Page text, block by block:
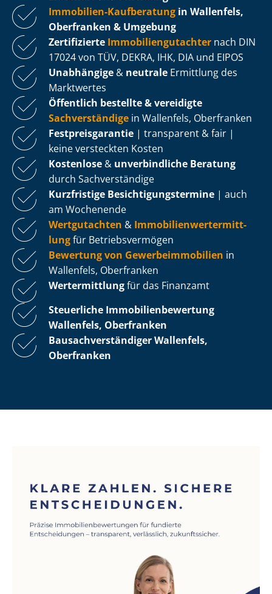
Immobilien-Kaufberatung in Wallenfels,
Oberfranken & Umgebung
Zertifizierte Im­mo­bi­li­en­gut­ach­ter nach DIN
17024 von TÜV, DEKRA, IHK, DIA und EIPOS
Unabhängige & neutrale Ermittlung des
Marktwertes
Öffentlich bestellte & vereidigte
Sachverständige in Wallenfels, Oberfranken
Fest­preis­ga­ran­tie | transparent & fair |
keine versteckten Kosten
Kostenlose & unverbindliche Beratung
durch Sachverständige
Kurzfristige Be­sich­ti­gungs­ter­mi­ne | auch
am Wochenende
Wertgutachten & Im­mo­bi­li­en­wert­ermitt­
lungfür Be­triebs­ver­mö­gen
Bewertung von Ge­wer­be­im­mo­bi­li­en in
Wallenfels, Oberfranken
Wertermittlungfür das Finanzamt
Steuerliche Im­mo­bi­li­en­be­wer­tung
Wallenfels, Oberfranken
Bau­sach­ver­stän­di­ger Wallenfels,
Oberfranken